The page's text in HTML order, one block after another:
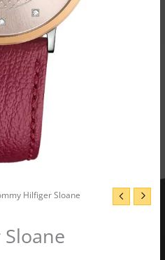
Hilfiger Sloane